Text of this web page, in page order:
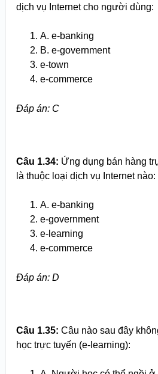
dịch vụ Internet cho người dùng:
A. e-banking
B. e-government
e-town
e-commerce
Đáp án: C
Câu 1.34: Ứng dụng bán hàng
là thuộc loại dịch vụ Internet nào:
A. e-banking
e-government
e-learning
e-commerce
Đáp án: D
Câu 1.35: Câu nào sau đây
học trực tuyến (e-learning):